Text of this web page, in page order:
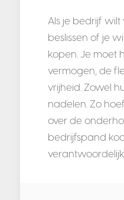
Als je bedrijf
beslissen of je
kopen. Je moet
vermogen, de
vrijheid. Zowel
nadelen. Zo
over de
bedrijfspand